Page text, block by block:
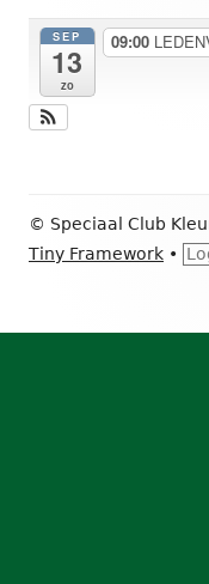
sidebar
SEP
13
zo
09:00
Footer
inhoud
© Speciaal Club
Tiny Framework •